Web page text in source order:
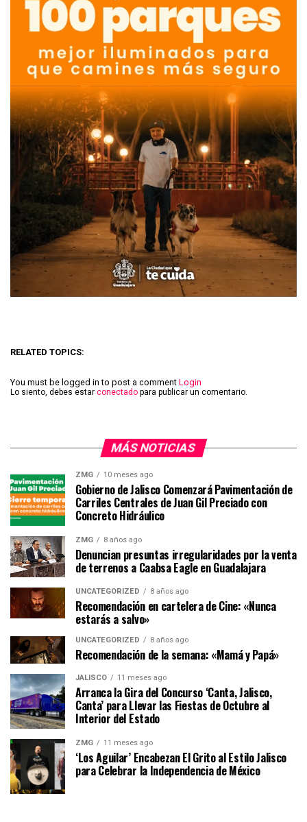
RELATED TOPICS:
You must be logged in to post a comment Login
Lo siento, debes estar conectado para publicar un comentario.
MÁS NOTICIAS
ZMG 10 meses ago
Gobierno de Jalisco Comenzará Pavimentación de
Carriles Centrales de Juan Gil Preciado con
Concreto Hidráulico
ZMG 8 años ago
Denuncian presuntas irregularidades por la venta
de terrenos a Caabsa Eagle en Guadalajara
UNCATEGORIZED 8 años ago
Recomendación en cartelera de Cine: «Nunca
estarás a salvo»
UNCATEGORIZED 8 años ago
Recomendación de la semana: «Mamá y Papá»
JALISCO 11 meses ago
Arranca la Gira del Concurso ‘Canta, Jalisco,
Canta’ para Llevar las Fiestas de Octubre al
Interior del Estado
ZMG 11 meses ago
‘Los Aguilar’ Encabezan El Grito al Estilo Jalisco
para Celebrar la Independencia de México